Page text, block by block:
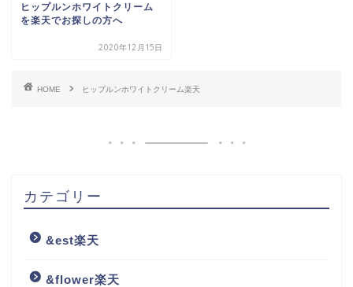
ヒップルンホワイトクリーム
を楽天でお探しの方へ
2020年12月15日
HOME ヒップルンホワイトクリーム楽天
カテゴリー
&est楽天
&flower楽天